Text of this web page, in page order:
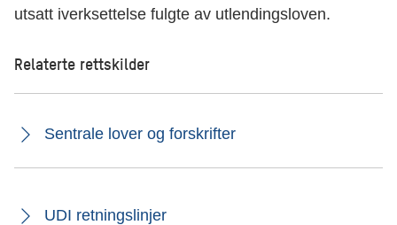
utsatt iverksettelse fulgte av utlendingsloven.
Relaterte rettskilder
Sentrale lover og forskrifter
UDI retningslinjer